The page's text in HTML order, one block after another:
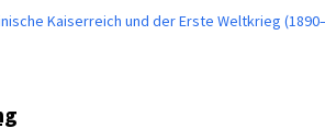
Kaiserreich und der Erste Weltkrieg